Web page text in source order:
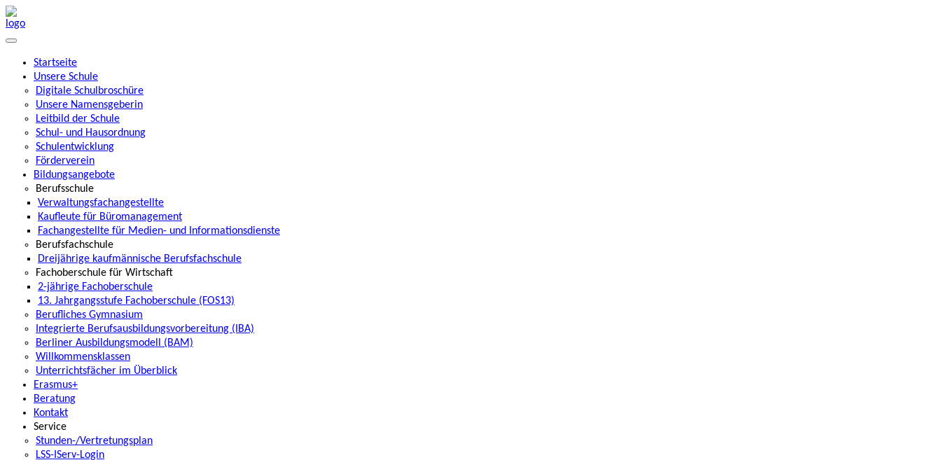
Startseite
Unsere Schule
Digitale Schulbroschüre
Unsere Namensgeberin
Leitbild der Schule
Schul- und Hausordnung
Schulentwicklung
Förderverein
Bildungsangebote
Berufsschule
Verwaltungsfachangestellte
Kaufleute für Büromanagement
Fachangestellte für Medien- und Informationsdienste
Berufsfachschule
Dreijährige kaufmännische Berufsfachschule
Fachoberschule für Wirtschaft
2-jährige Fachoberschule
13. Jahrgangsstufe Fachoberschule (FOS13)
Berufliches Gymnasium
Integrierte Berufsausbildungsvorbereitung (IBA)
Berliner Ausbildungsmodell (BAM)
Willkommensklassen
Unterrichtsfächer im Überblick
Erasmus+
Beratung
Kontakt
Service
Stunden-/Vertretungsplan
LSS-IServ-Login